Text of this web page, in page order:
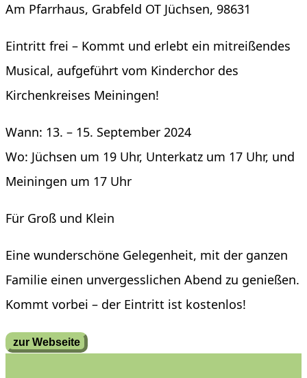
Am Pfarrhaus, Grabfeld OT Jüchsen, 98631
Eintritt frei – Kommt und erlebt ein mitreißendes
Musical, aufgeführt vom Kinderchor des
Kirchenkreises Meiningen!
Wann: 13. – 15. September 2024
Wo: Jüchsen um 19 Uhr, Unterkatz um 17 Uhr, und
Meiningen um 17 Uhr
Für Groß und Klein
Eine wunderschöne Gelegenheit, mit der ganzen
Familie einen unvergesslichen Abend zu genießen.
Kommt vorbei – der Eintritt ist kostenlos!
zur Webseite